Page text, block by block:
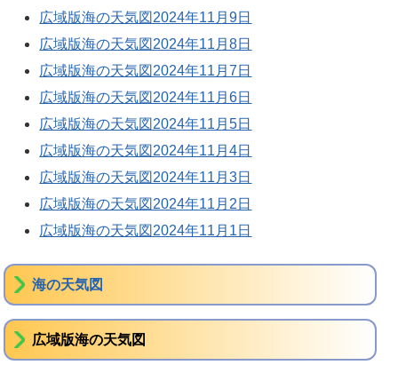
広域版海の天気図2024年11月9日
広域版海の天気図2024年11月8日
広域版海の天気図2024年11月7日
広域版海の天気図2024年11月6日
広域版海の天気図2024年11月5日
広域版海の天気図2024年11月4日
広域版海の天気図2024年11月3日
広域版海の天気図2024年11月2日
広域版海の天気図2024年11月1日
海の天気図
広域版海の天気図